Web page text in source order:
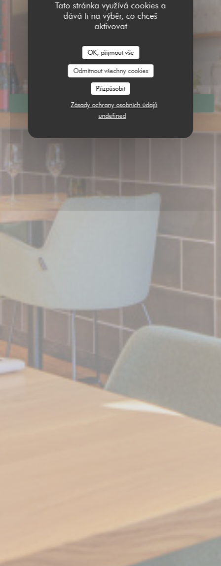
Tato stránka využívá cookies a
dává ti na výběr, co chceš
aktivovat
OK, přijmout vše
Odmítnout všechny cookies
Přizpůsobit
Zásady ochrany osobních údajů
undefined
VERVERT
VERVERT
|MONTSOREAU
REZERVOVAT STŮL